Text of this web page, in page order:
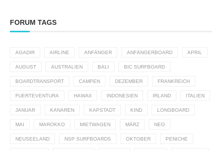
FORUM TAGS
AGADIR AIRLINE ANFÄNGER ANFÄNGERBOARD APRIL
AUGUST AUSTRALIEN BALI BIC SURFBOARD
BOARDTRANSPORT CAMPEN DEZEMBER FRANKREICH
FUERTEVENTURA HAWAII INDONESIEN IRLAND ITALIEN
JANUAR KANAREN KAPSTADT KIND LONGBOARD
MAI MAROKKO MIETWAGEN MÄRZ NEO
NEUSEELAND NSP SURFBOARDS OKTOBER PENICHE